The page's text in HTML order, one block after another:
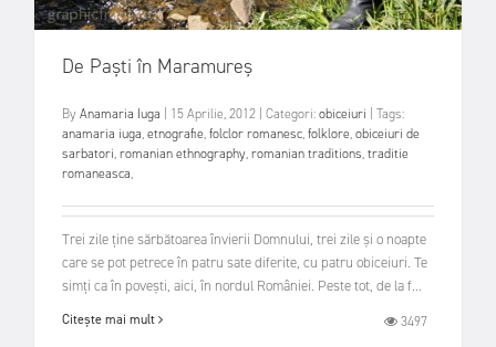
De Paști în Maramureș
ByAnamaria Iuga 15 Aprilie, 2012 Categori:obiceiuri
Tags:
anamaria iuga,etnografie,folclor romanesc,folklore,obiceiuri de
sarbatori,romanian ethnography,romanian traditions,traditie
romaneasca,
Trei zile ține sărbătoarea învierii Domnului, trei zile și o noapte
care se pot petrece în patru sate diferite, cu patru obiceiuri. Te
simți ca în povești, aici, în nordul României. Peste tot, de la f...
3497
Citește mai mult